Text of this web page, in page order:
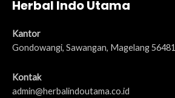
Herbal Indo Utama
Kantor
Gondowangi, Sawangan, Magelang 56481
Kontak
admin@herbalindoutama.co.id